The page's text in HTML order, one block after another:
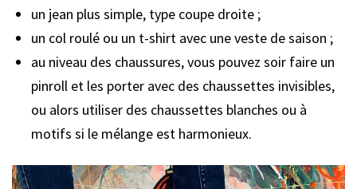
un jean plus simple, type coupe droite ;
un col roulé ou un t-shirt avec une veste de saison ;
au niveau des chaussures, vous pouvez soir faire un
pinroll et les porter avec des chaussettes invisibles,
ou alors utiliser des chaussettes blanches ou à
motifs si le mélange est harmonieux.